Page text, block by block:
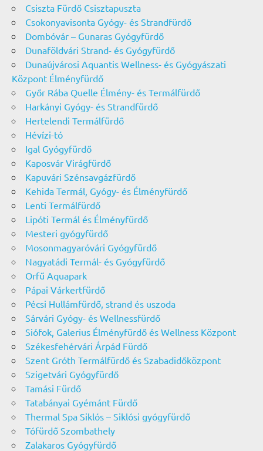
Csiszta Fürdő Csisztapuszta
Csokonyavisonta Gyógy- és Strandfürdő
Dombóvár – Gunaras Gyógyfürdő
Dunaföldvári Strand- és Gyógyfürdő
Dunaújvárosi Aquantis Wellness- és Gyógyászati
Központ Élményfürdő
Győr Rába Quelle Élmény- és Termálfürdő
Harkányi Gyógy- és Strandfürdő
Hertelendi Termálfürdő
Hévízi-tó
Igal Gyógyfürdő
Kaposvár Virágfürdő
Kapuvári Szénsavgázfürdő
Kehida Termál, Gyógy- és Élményfürdő
Lenti Termálfürdő
Lipóti Termál és Élményfürdő
Mesteri gyógyfürdő
Mosonmagyaróvári Gyógyfürdő
Nagyatádi Termál- és Gyógyfürdő
Orfű Aquapark
Pápai Várkertfürdő
Pécsi Hullámfürdő, strand és uszoda
Sárvári Gyógy- és Wellnessfürdő
Siófok, Galerius Élményfürdő és Wellness Központ
Székesfehérvári Árpád Fürdő
Szent Gróth Termálfürdő és Szabadidőközpont
Szigetvári Gyógyfürdő
Tamási Fürdő
Tatabányai Gyémánt Fürdő
Thermal Spa Siklós – Siklósi gyógyfürdő
Tófürdő Szombathely
Zalakaros Gyógyfürdő